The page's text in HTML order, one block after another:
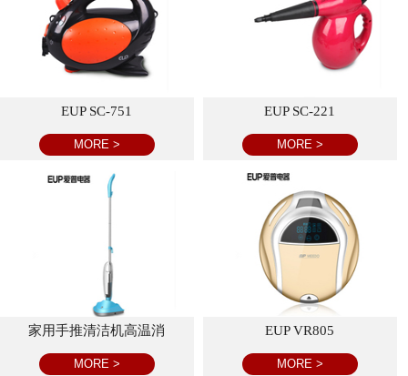
EUP SC-751
MORE >
EUP SC-221
MORE >
家用手推清洁机高温消
MORE >
EUP VR805
MORE >